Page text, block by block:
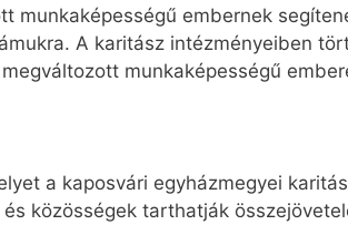
munkaképességű embernek
A karitász intézményeiben
munkaképességű
a kaposvári egyházmegyei
közösségek tarthatják